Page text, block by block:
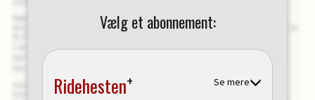
Vælg et abonnement:
Ridehesten+ Se mere